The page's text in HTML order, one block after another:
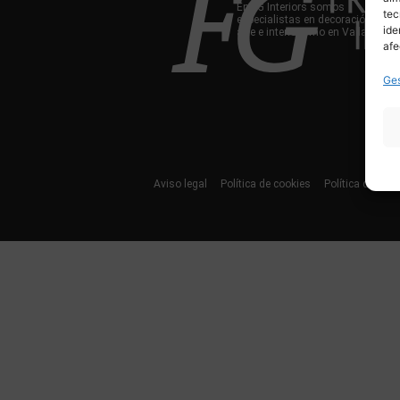
En FG Interiors somos
especialistas en decoración,
arte e interiorismo en Valladolid.
Aviso legal Política de cookies Política de